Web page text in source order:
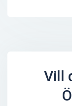
Vill